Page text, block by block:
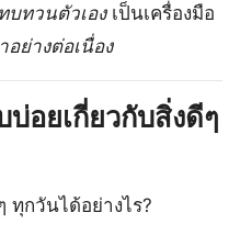
ทบทวนตัวเองเป็นเครื่องมือ
อย่างต่อเนื่อง
อยเกี่ยวกับสิ่งดีๆ
ทุกวันได้อย่างไร?